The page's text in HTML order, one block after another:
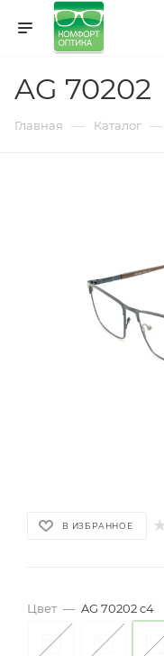
AG 70202
Главная — Каталог —
В ИЗБРАННОЕ
Цвет — AG 70202 c4